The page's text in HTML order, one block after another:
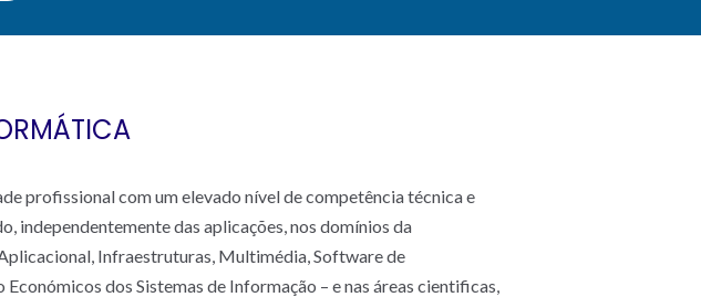
profissional com um elevado nível de competência técnica e
independentemente das aplicações, nos domínios da
Infraestruturas, Multimédia, Software de
dos Sistemas de Informação – e nas áreas cientificas,